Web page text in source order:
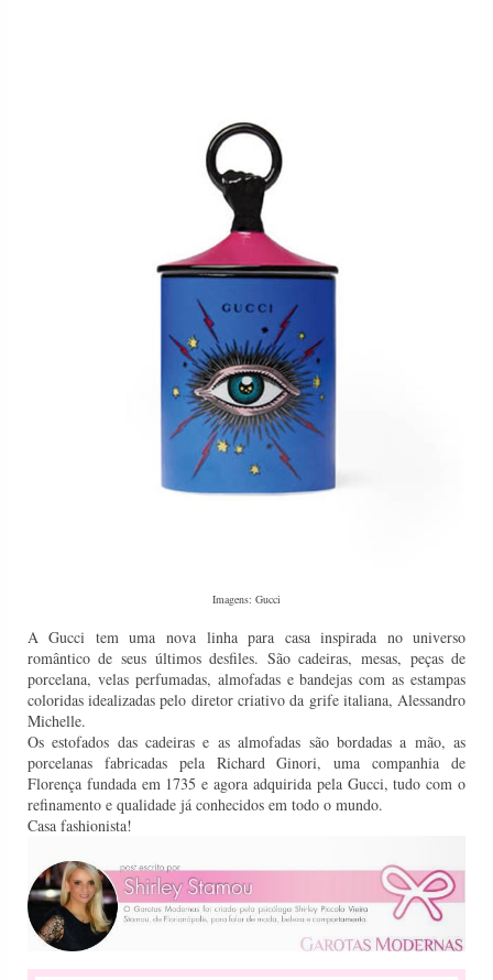
Imagens: Gucci
A Gucci tem uma nova linha para casa inspirada no universo
romântico de seus últimos desfiles. São cadeiras, mesas, peças de
porcelana, velas perfumadas, almofadas e bandejas com as estampas
coloridas idealizadas pelo diretor criativo da grife italiana, Alessandro
Michelle.
Os estofados das cadeiras e as almofadas são bordadas a mão, as
porcelanas fabricadas pela Richard Ginori, uma companhia de
Florença fundada em 1735 e agora adquirida pela Gucci, tudo com o
refinamento e qualidade já conhecidos em todo o mundo.
Casa fashionista!